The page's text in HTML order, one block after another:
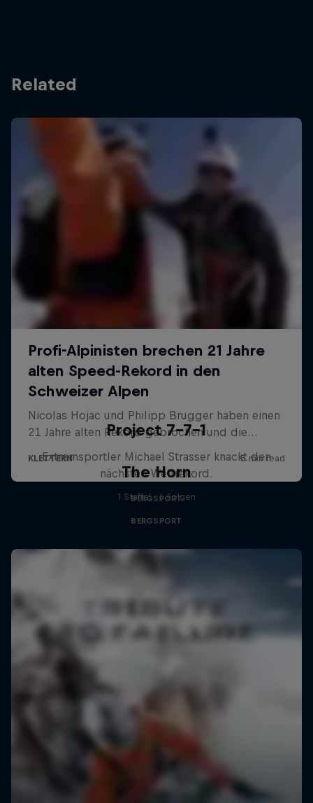
Related
Project 7-7-1
Extremsportler Michael Strasser knackt den
nächsten Weltrekord.
BERGSPORT
The Horn
1 Staffel · 6 Folgen
BERGSPORT